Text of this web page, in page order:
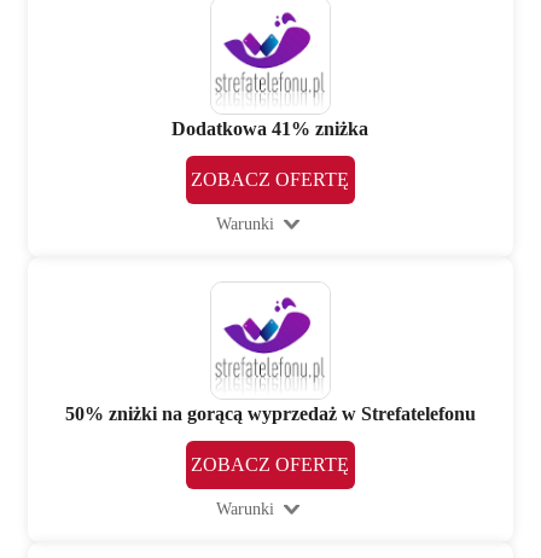
Dodatkowa 41% zniżka
ZOBACZ OFERTĘ
Warunki
50% zniżki na gorącą wyprzedaż w Strefatelefonu
ZOBACZ OFERTĘ
Warunki